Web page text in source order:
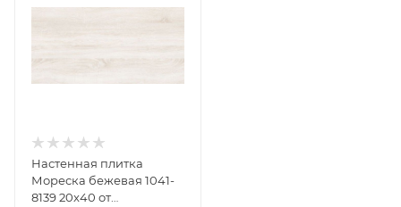
Настенная плитка
Мореска бежевая 1041-
8139 20x40 от